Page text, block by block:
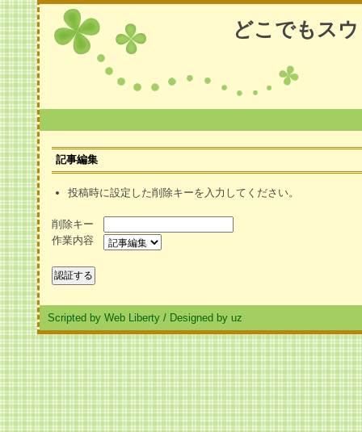
どこでもス
記事編集
投稿時に設定した削除キーを入力してください。
削除キー
作業内容
Scripted by Web Liberty / Designed by uz